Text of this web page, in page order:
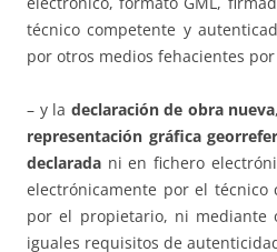
técnico competente y
por otros medios fehacientes
– y la declaración de obra nueva
representación gráfica
declarada ni en fichero
electrónicamente por el técnico
por el propietario, ni mediante
iguales requisitos de